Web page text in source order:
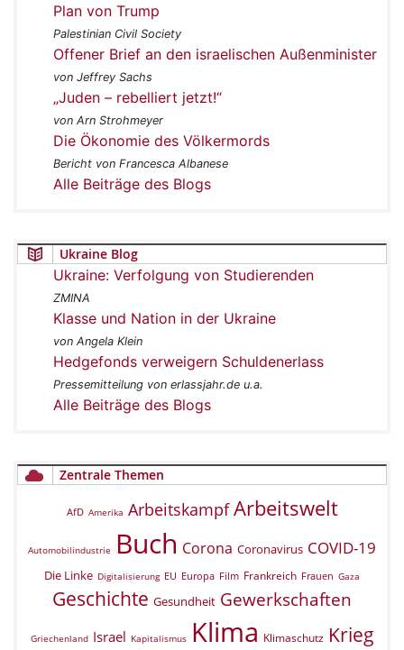
Plan von Trump
Palestinian Civil Society
Offener Brief an den israelischen Außenminister
von Jeffrey Sachs
„Juden – rebelliert jetzt!“
von Arn Strohmeyer
Die Ökonomie des Völkermords
Bericht von Francesca Albanese
Alle Beiträge des Blogs
Ukraine Blog
Ukraine: Verfolgung von Studierenden
ZMINA
Klasse und Nation in der Ukraine
von Angela Klein
Hedgefonds verweigern Schuldenerlass
Pressemitteilung von erlassjahr.de u.a.
Alle Beiträge des Blogs
Zentrale Themen
AfD Amerika Arbeitskampf Arbeitswelt
Automobilindustrie Buch Corona Coronavirus COVID-19
Die Linke Digitalisierung EU Europa Film Frankreich Frauen Gaza
Geschichte Gesundheit Gewerkschaften
Griechenland Israel Kapitalismus Klima Klimaschutz Krieg